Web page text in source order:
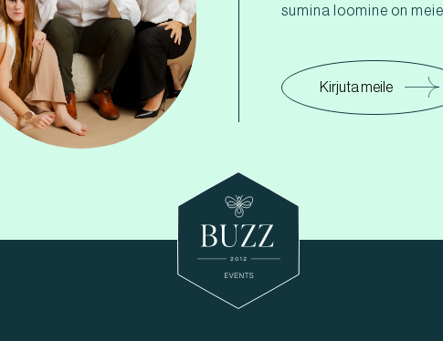
sumina loomine on
Kirjuta meile